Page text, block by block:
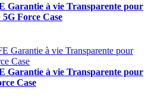
Garantie à vie Transparente pour
Force Case
Garantie à vie Transparente pour
Case